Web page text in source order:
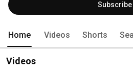
Subscribe
Home Videos Shorts
Videos